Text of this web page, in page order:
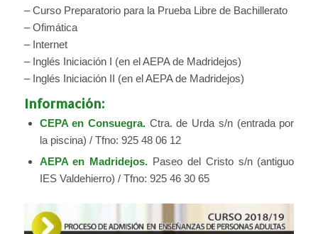
– Curso Preparatorio para la Prueba Libre de Bachillerato
– Ofimática
– Internet
– Inglés Iniciación I (en el AEPA de Madridejos)
– Inglés Iniciación II (en el AEPA de Madridejos)
Información:
CEPA en Consuegra. Ctra. de Urda s/n (entrada por
la piscina) / Tfno: 925 48 06 12
AEPA en Madridejos. Paseo del Cristo s/n (antiguo
IES Valdehierro) / Tfno: 925 46 30 65